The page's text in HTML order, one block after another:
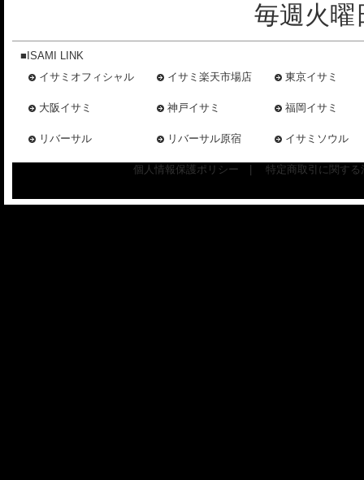
毎週火曜
■ISAMI LINK
イサミオフィシャル
イサミ楽天市場店 東京イサミ
大阪イサミ 神戸イサミ 福岡イサミ
リバーサル リバーサル原宿 イサミソウル
個人情報保護ポリシー 特定商取引に関す